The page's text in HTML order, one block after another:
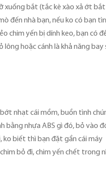
xuống bắt (tắc kè xào xả ớt bắt
đến nhà bạn, nếu ko có bạn
chim yến bị dính keo, bạn có
hoặc cánh là khả năng bay
nhạt cái mồm, buồn tình
bằng nhựa ABS gì đó, bỏ vào
ko biết thì bạn đặt gần cái máy
bỏ đi, chim yến chết trong